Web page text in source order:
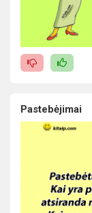
Pastebėjimai